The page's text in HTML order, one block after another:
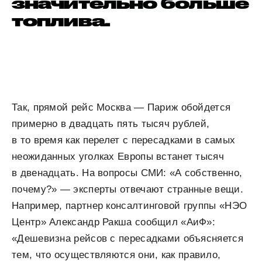
топлива.
Так, прямой рейс Москва — Париж обойдется
примерно в двадцать пять тысяч рублей,
в то время как перелет с пересадками в самых
неожиданных уголках Европы встанет тысяч
в двенадцать. На вопросы СМИ: «А собственно,
почему?» — эксперты отвечают странные вещи.
Например, партнер консалтинговой группы «НЭО
Центр» Александр Ракша сообщил «АиФ»:
«Дешевизна рейсов с пересадками объясняется
тем, что осуществляются они, как правило,